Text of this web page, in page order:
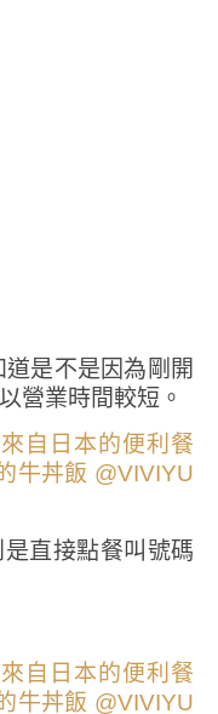
是不是因為剛開
營業時間較短。
直接點餐叫號碼